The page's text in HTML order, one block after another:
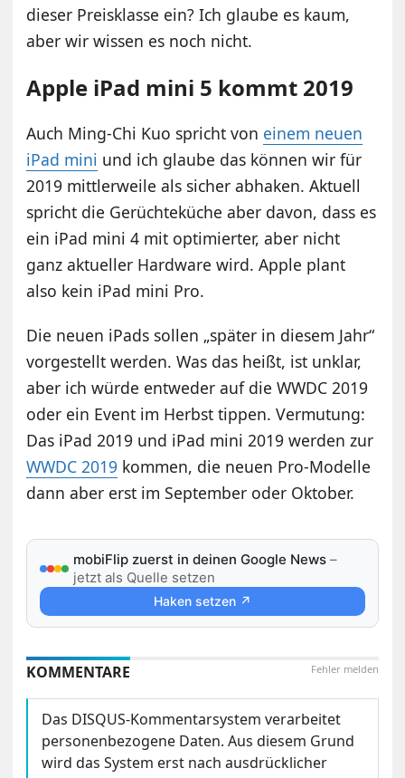
dieser Preisklasse ein? Ich glaube es kaum,
aber wir wissen es noch nicht.
Apple iPad mini 5 kommt 2019
Auch Ming-Chi Kuo spricht von einem neuen
iPad mini und ich glaube das können wir für
2019 mittlerweile als sicher abhaken. Aktuell
spricht die Gerüchteküche aber davon, dass es
ein iPad mini 4 mit optimierter, aber nicht
ganz aktueller Hardware wird. Apple plant
also kein iPad mini Pro.
Die neuen iPads sollen „später in diesem Jahr“
vorgestellt werden. Was das heißt, ist unklar,
aber ich würde entweder auf die WWDC 2019
oder ein Event im Herbst tippen. Vermutung:
Das iPad 2019 und iPad mini 2019 werden zur
WWDC 2019 kommen, die neuen Pro-Modelle
dann aber erst im September oder Oktober.
mobiFlip zuerst in deinen Google News –
jetzt als Quelle setzen
Haken setzen ↗
Fehler melden
KOMMENTARE
Das DISQUS-Kommentarsystem verarbeitet
personenbezogene Daten. Aus diesem Grund
wird das System erst nach ausdrücklicher